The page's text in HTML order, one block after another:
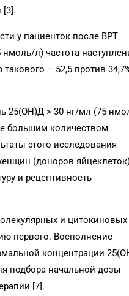
[3].
у пациенток после ВРТ
л) частота
– 52,5 против
25(OH)Д > 30 нг/мл (75
большим количеством
этого исследования
(доноров
и рецептивность
и цитокиновых
первого. Восполнение
концентрации
подбора начальной дозы
[7].